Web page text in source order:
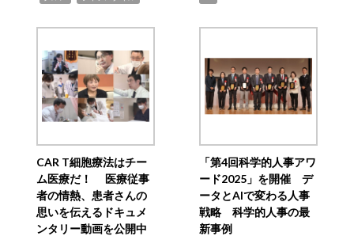
CAR T細胞療法はチー
ム医療だ！ 医療従事
者の情熱、患者さんの
思いを伝えるドキュメ
ンタリー動画を公開中
「第4回科学的人事アワ
ード2025」を開催 デ
ータとAIで変わる人事
戦略 科学的人事の最
新事例